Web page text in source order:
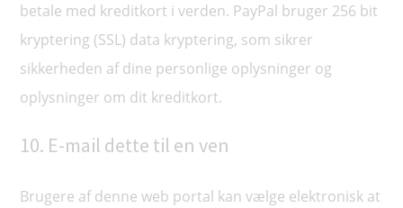
betale med kreditkort i verden. PayPal bruger 256 bit
kryptering (SSL) data kryptering, som sikrer
sikkerheden af dine personlige oplysninger og
oplysninger om dit kreditkort.
10. E-mail dette til en ven
Brugere af denne web portal kan vælge elektronisk at